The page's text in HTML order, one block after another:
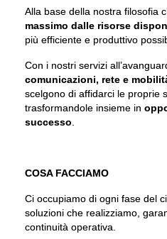
Alla base della nostra filosofia
massimo dalle risorse
più efficiente e produttivo
Con i nostri servizi
comunicazioni, rete e
scelgono di affidarci le proprie
trasformandole insieme in
successo
COSA FACCIAMO
Ci occupiamo di ogni fase del
soluzioni che realizziamo,
continuità operativa.